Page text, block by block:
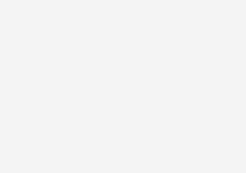
vorbehalten.
und gesetzlicher MwSt.
je Arbeitsplatz erforderlich
Netzwerkbedingungen auf Anfrage.
Windows
mit Windows Terminal Server.
auf
systemvoraussetzungen